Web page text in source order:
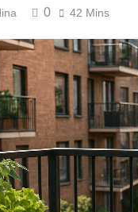
0 42 Mins
TIPOVI KUĆICA